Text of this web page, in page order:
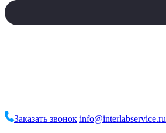
Заказать звонок info@interlabservice.ru